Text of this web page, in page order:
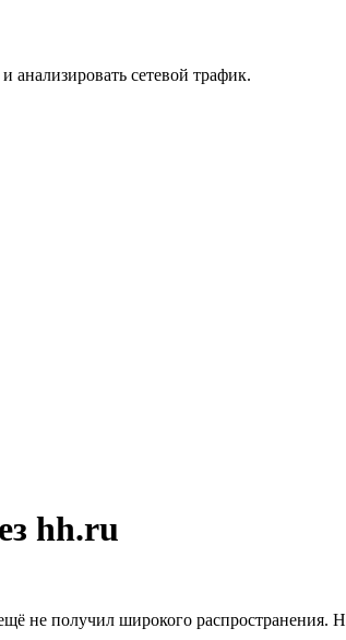
сетевой трафик.
hh.ru
не получил широкого распространения.